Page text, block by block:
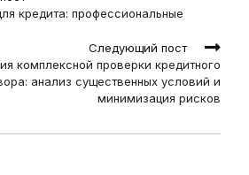
кредита: профессиональные
Следующий пост
комплексной проверки кредитного
анализ существенных условий и
минимизация рисков